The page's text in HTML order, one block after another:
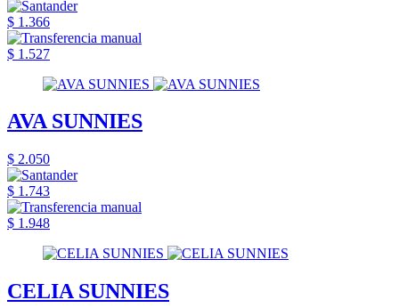
$ 1.366
$ 1.527
AVA SUNNIES
$ 2.050
$ 1.743
$ 1.948
CELIA SUNNIES